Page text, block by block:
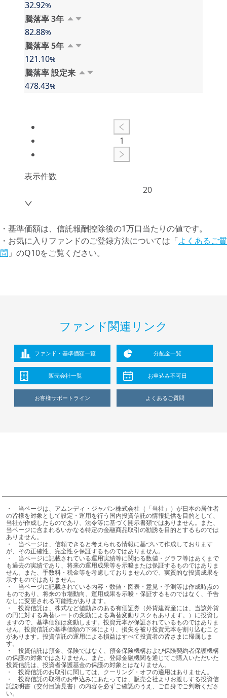
32.92%
騰落率 3⁠年
82.88%
騰落率 5⁠年
121.10%
騰落率 設⁠定⁠来
478.43%
1
表示件数
20
・基準価額は、信託報酬控除後の1万口当たりの値です。
・お気に入りファンドのご登録方法については「よくあるご質
問 」のQ10をご覧ください。
ファンド関連リンク
ファンド・基準価額一覧 分配金一覧
販売会社一覧 お申込み不可日
お客様サポートライン よくあるご質問
・	当ページは、アムンディ・ジャパン株式会社（「当社」）が日本の居住者
の皆様を対象として設定・運用を行う国内投資信託の情報提供を目的として、
当社が作成したものであり、法令等に基づく開示書類ではありません。また、
当ページに含まれるいかなる特定の金融商品取引の勧誘を目的とするものでは
ありません。
・	当ページは、信頼できると考えられる情報に基づいて作成しております
が、その正確性、完全性を保証するものではありません。
・	当ページに記載されている運用実績等に関わる数値・グラフ等はあくまで
も過去の実績であり、将来の運用成果等を示唆または保証するものではありま
せん。また、手数料・税金等を考慮しておりませんので、実質的な投資成果を
示すものではありません。
・	当ページに記載されている内容・数値・図表・意見・予測等は作成時点の
ものであり、将来の市場動向、運用成果を示唆・保証するものではなく、予告
なしに変更される可能性があります。
・	投資信託は、株式など値動きのある有価証券（外貨建資産には、当該外貨
の円に対する為替レートの変動による為替変動リスクもあります。）に投資し
ますので、基準価額は変動します。投資元本が保証されているものではありま
せん。投資信託の基準価額の下落により、損失を被り投資元本を割り込むこと
があります。投資信託の運用による損益はすべて投資者の皆さまに帰属しま
す。
・	投資信託は預金、保険ではなく、預金保険機構および保険契約者保護機構
の保護の対象ではありません。また、登録金融機関を通じてご購入いただいた
投資信託は、投資者保護基金の保護の対象とはなりません。
・	投資信託のお取引に関しては、クーリング・オフの適用はありません。
・	投資信託の取得のお申込みにあたっては、販売会社よりお渡しする投資信
託説明書（交付目論見書）の内容を必ずご確認のうえ、ご自身でご判断くださ
い。